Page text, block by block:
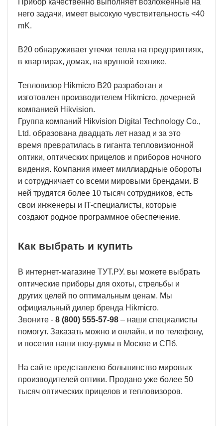
Прибор качественно выполняет возложенные на
него задачи, имеет высокую чувствительность <40
mK.
B20 обнаруживает утечки тепла на предприятиях,
в квартирах, домах, на крупной технике.
Тепловизор Hikmicro B20 разработан и
изготовлен производителем Hikmicro, дочерней
компанией Hikvision.
Группа компаний Hikvision Digital Technology Co.,
Ltd. образована двадцать лет назад и за это
время превратилась в гиганта тепловизионной
оптики, оптических прицелов и приборов ночного
видения. Компания имеет миллиардные обороты
и сотрудничает со всеми мировыми брендами. В
ней трудятся более 10 тысяч сотрудников, есть
свои инженеры и IT-специалисты, которые
создают родное программное обеспечение.
Как выбрать и купить
В интернет-магазине ТУТ.РУ. вы можете выбрать
оптические приборы для охоты, стрельбы и
других целей по оптимальным ценам. Мы
официальный дилер бренда Hikmicro.
Звоните - 8 (800) 555-57-98 – наши специалисты
помогут. Заказать можно и онлайн, и по телефону,
и посетив наши шоу-румы в Москве и СПб.
На сайте представлено большинство мировых
производителей оптики. Продано уже более 50
тысяч оптических прицелов и тепловизоров.